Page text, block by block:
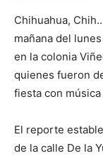
Chihuahua,
mañana del
en la colonia
quienes fueron
fiesta con
El reporte
de la calle De la